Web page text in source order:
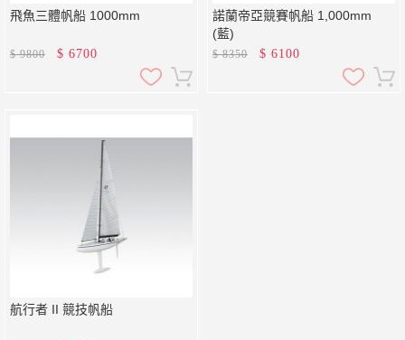
飛魚三體帆船 1000mm
$9800 $ 6700
諾蘭帝亞競賽帆船 1,000mm
(藍)
$8350 $ 6100
航行者 II 競技帆船